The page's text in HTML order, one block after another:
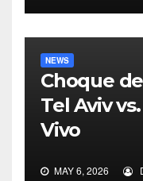
NEWS
Choque
Tel Aviv
Vivo
MAY 6, 2026